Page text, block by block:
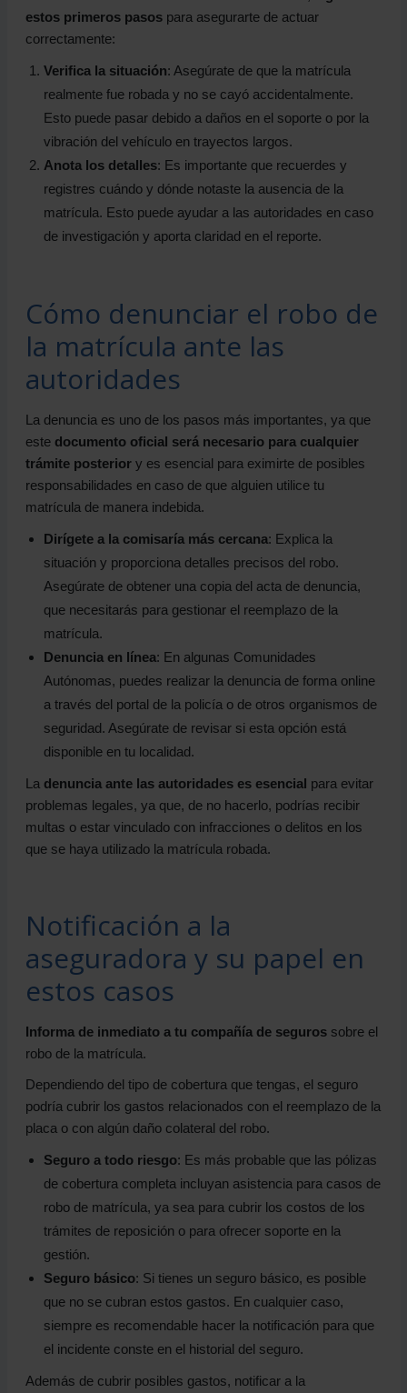
estos primeros pasospara asegurarte de actuar
correctamente:
Verifica la situación: Asegúrate de que la matrícula
realmente fue robada y no se cayó accidentalmente.
Esto puede pasar debido a daños en el soporte o por la
vibración del vehículo en trayectos largos.
Anota los detalles: Es importante que recuerdes y
registres cuándo y dónde notaste la ausencia de la
matrícula. Esto puede ayudar a las autoridades en caso
de investigación y aporta claridad en el reporte.
Cómo denunciar el robo de
la matrícula ante las
autoridades
La denuncia es uno de los pasos más importantes, ya que
este documento oficial será necesario para cualquier
trámite posteriory es esencial para eximirte de posibles
responsabilidades en caso de que alguien utilice tu
matrícula de manera indebida.
Dirígete a la comisaría más cercana: Explica la
situación y proporciona detalles precisos del robo.
Asegúrate de obtener una copia del acta de denuncia,
que necesitarás para gestionar el reemplazo de la
matrícula.
Denuncia en línea: En algunas Comunidades
Autónomas, puedes realizar la denuncia de forma online
a través del portal de la policía o de otros organismos de
seguridad. Asegúrate de revisar si esta opción está
disponible en tu localidad.
La denuncia ante las autoridades es esencial para evitar
problemas legales, ya que, de no hacerlo, podrías recibir
multas o estar vinculado con infracciones o delitos en los
que se haya utilizado la matrícula robada.
Notificación a la
aseguradora y su papel en
estos casos
Informa de inmediato a tu compañía de segurossobre el
robo de la matrícula.
Dependiendo del tipo de cobertura que tengas, el seguro
podría cubrir los gastos relacionados con el reemplazo de la
placa o con algún daño colateral del robo.
Seguro a todo riesgo: Es más probable que las pólizas
de cobertura completa incluyan asistencia para casos de
robo de matrícula, ya sea para cubrir los costos de los
trámites de reposición o para ofrecer soporte en la
gestión.
Seguro básico: Si tienes un seguro básico, es posible
que no se cubran estos gastos. En cualquier caso,
siempre es recomendable hacer la notificación para que
el incidente conste en el historial del seguro.
Además de cubrir posibles gastos, notificar a la